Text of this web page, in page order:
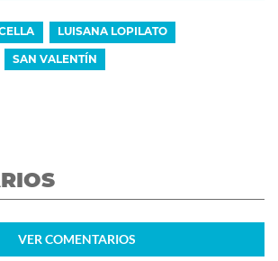
LUISANA LOPILATO
SAN VALENTÍN
VER COMENTARIOS